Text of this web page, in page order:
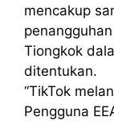
mencakup
Tiongkok
ditentukan.
“TikTok
Pengguna